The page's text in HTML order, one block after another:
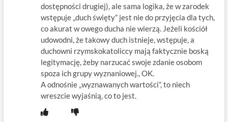
dostępności drugiej), ale sama logika, że w zarodek
wstępuje „duch święty” jest nie do przyjęcia dla tych,
co akurat w owego ducha nie wierzą. Jeżeli kościół
udowodni, że takowy duch istnieje, wstępuje, a
duchowni rzymskokatoliccy mają faktycznie boską
legitymację, żeby narzucać swoje zdanie osobom
spoza ich grupy wyznaniowej., OK.
A odnośnie „wyznawanych wartości”, to niech
wreszcie wyjaśnią, co to jest.